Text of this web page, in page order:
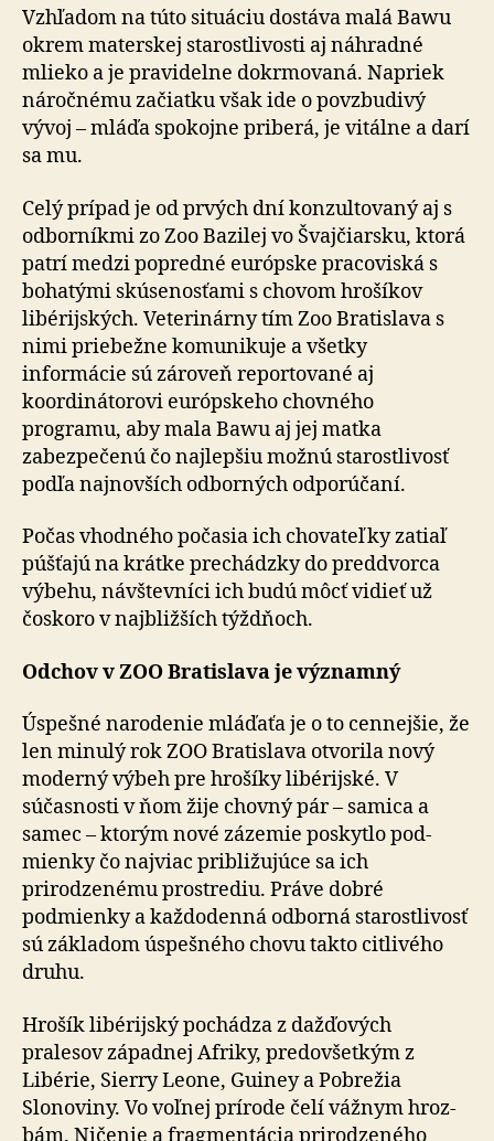
Vzhľadom na túto situáciu dostáva malá Bawu
okrem materskej starostlivosti aj náhradné
mlieko a je pra­vi­del­ne dokrmovaná. Napriek
náročnému začiatku však ide o povzbudivý
vývoj – mláďa spokojne priberá, je vitálne a darí
sa mu.
Celý prípad je od prvých dní konzultovaný aj s
od­bor­ník­mi zo Zoo Bazilej vo Švajčiarsku, ktorá
patrí medzi po­pred­né európske pracoviská s
bohatými skúsenosťami s chovom hrošíkov
libérijských. Veterinárny tím Zoo Bra­tis­la­va s
nimi priebežne komunikuje a všetky
informácie sú zároveň reportované aj
koordinátorovi európskeho chov­né­ho
programu, aby mala Bawu aj jej matka
zabezpečenú čo najlepšiu možnú starostlivosť
podľa najnovších od­bor­ných odporúčaní.
Počas vhodného počasia ich chovateľky zatiaľ
púšťajú na krátke prechádzky do preddvorca
výbehu, návštevníci ich budú môcť vidieť už
čoskoro v najbližších týždňoch.
Odchov v ZOO Bratislava je významný
Úspešné narodenie mláďaťa je o to cennejšie, že
len mi­nu­lý rok ZOO Bratislava otvorila nový
moderný výbeh pre hrošíky libérijské. V
súčasnosti v ňom žije chovný pár – samica a
samec – ktorým nové zázemie poskytlo pod­
mien­ky čo najviac približujúce sa ich
prirodzenému prostrediu. Práve dobré
podmienky a každodenná od­bor­ná sta­rostlivosť
sú základom úspešného chovu takto citlivého
druhu.
Hrošík libérijský pochádza z dažďových
pralesov zá­pad­nej Afriky, predovšetkým z
Libérie, Sierry Leone, Guiney a Pobrežia
Slonoviny. Vo voľnej prírode čelí vážnym hroz­
bám. Ničenie a fragmentácia prirodzeného